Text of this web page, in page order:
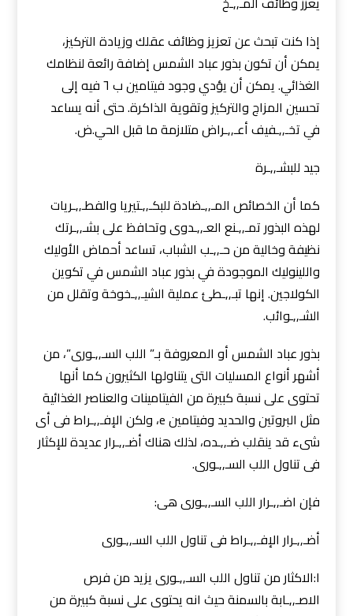
إذا كنت تبحث عن تعزيز وظائف عقلك وزيادة التركيز،
يمكن أن تكون بذور عباد الشمس إضافة رائعة لنظامك
الغذائي. يمكن أن يؤدي وجود فيتامين ب ٦ فيه إلى
تحسين المزاج والتركيز وتقوية الذاكرة. حتى أنه يساعد
في تخـ,,ـفيف أعـ,,ـراض متلازمة ما قبل الحي.ض.
جيد للبشـ,,ـرة
كما أن الخصائص المـ,,ـضادة للبكـ,,ـتيريا والفطـ,,ـريات
لهذه البذور تمـ,,ـنع العـ,,ـدوى وتحافظ على بشـ,,ـرتك
نظيفة وخالية من حـ,,ـب الشباب، تساعد أحماض الأوليك
واللينوليك الموجودة في بذور عباد الشمس في تكوين
الكولاجين. إنها تبـ,,ـطئ عملية الشيـ,,ـخوخة وتقلل من
الشـ,,ـوائب.
بذور عباد الشمس أو المعروفة بـ” اللب السـ,,ـورى”، من
أشهر أنواع المسليات التى يتناولها الكثيرون كما أنها
تحتوى على نسبة كبيرة من الفيتامينات والعناصر الغذائية
مثل البروتين والحديد وفيتامين e، ولكن الإفـ,,ـراط فى أى
شىء قد ينقلب ضـ,,ـده، لذلك هناك أضـ,,ـرار عديدة للإكثار
فى تناول اللب السـ,,ـورى.
فإن اضـ,,ـرار اللب السـ,,ـورى هى:
أضـ,,ـرار الإفـ,,ـراط فى تناول اللب السـ,,ـورى
١:الاكثار من تناول اللب السـ,,ـورى يزيد من فرص
الاصـ,,ـابة بالسمنة حيث انه يحتوى على نسبة كبيرة من